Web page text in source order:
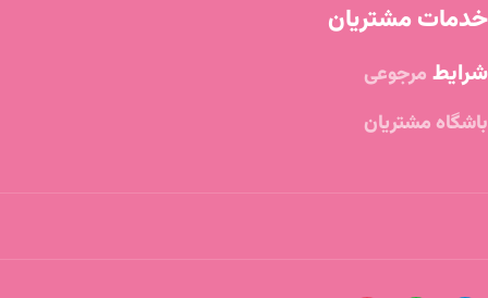
خدمات مشتریان
شرایط مرجوعی
باشگاه مشتریان